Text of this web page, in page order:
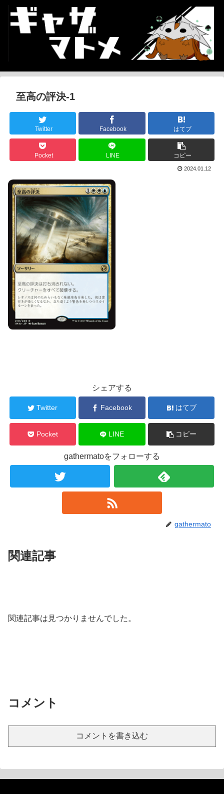
至高の評決-1
Twitter Facebook はてブ
Pocket LINE コピー
2024.01.12
シェアする
Twitter Facebook はてブ
Pocket LINE コピー
gathermatoをフォローする
gathermato
関連記事
関連記事は見つかりませんでした。
コメント
コメントを書き込む